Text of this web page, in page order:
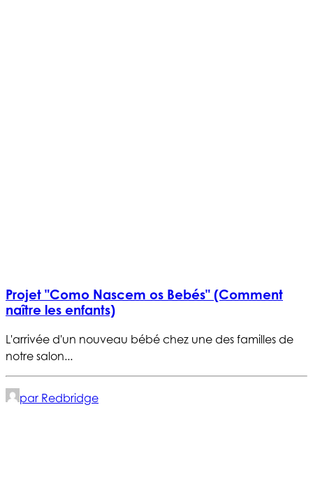
Projet "Como Nascem os Bebés" (Comment
naître les enfants)
L'arrivée d'un nouveau bébé chez une des familles de
notre salon...
par Redbridge